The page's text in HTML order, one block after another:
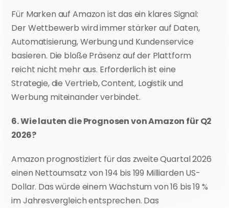
Für Marken auf Amazon ist das ein klares Signal:
Der Wettbewerb wird immer stärker auf Daten,
Automatisierung, Werbung und Kundenservice
basieren. Die bloße Präsenz auf der Plattform
reicht nicht mehr aus. Erforderlich ist eine
Strategie, die Vertrieb, Content, Logistik und
Werbung miteinander verbindet.
6. Wie lauten die Prognosen von Amazon für Q2
2026?
Amazon prognostiziert für das zweite Quartal 2026
einen Nettoumsatz von 194 bis 199 Milliarden US-
Dollar. Das würde einem Wachstum von 16 bis 19 %
im Jahresvergleich entsprechen. Das